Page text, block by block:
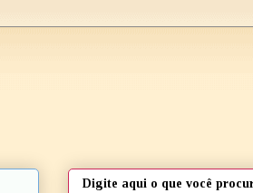
Digite aqui o que você